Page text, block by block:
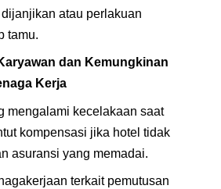
atau perlakuan
tamu.
dan Kemungkinan
Kerja
mengalami kecelakaan saat
kompensasi jika hotel tidak
asuransi yang memadai.
terkait pemutusan